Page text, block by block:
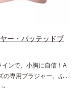
ー・パッテッドブ
インで、小胸に自信！A
の専用ブラジャー。ふ
ラルなラインノンワイ
形にボリュームアップ